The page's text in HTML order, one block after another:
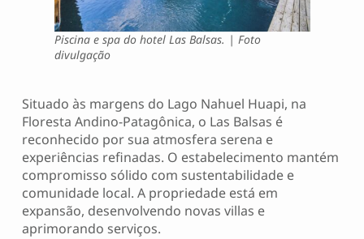
Piscina e spa do hotel Las Balsas. | Foto
divulgação
Situado às margens do Lago Nahuel Huapi, na
Floresta Andino-Patagônica, o Las Balsas é
reconhecido por sua atmosfera serena e
experiências refinadas. O estabelecimento mantém
compromisso sólido com sustentabilidade e
comunidade local. A propriedade está em
expansão, desenvolvendo novas villas e
aprimorando serviços.